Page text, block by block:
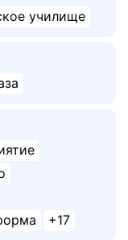
училище
+17